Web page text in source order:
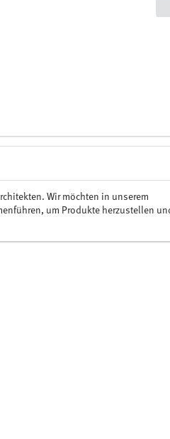
Wir möchten in unserem
um Produkte herzustellen